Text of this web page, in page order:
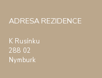
ADRESA REZIDENCE
K Rusínku
288 02
Nymburk